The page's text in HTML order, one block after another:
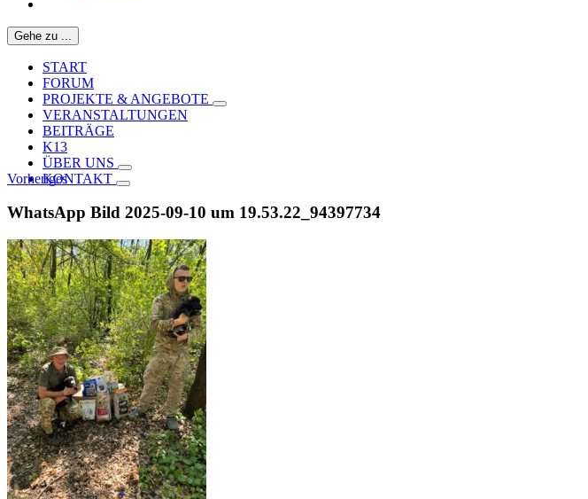
Gehe zu ...
START
FORUM
PROJEKTE & ANGEBOTE
VERANSTALTUNGEN
BEITRÄGE
K13
ÜBER UNS
KONTAKT
Vorheriges
WhatsApp Bild 2025-09-10 um 19.53.22_94397734